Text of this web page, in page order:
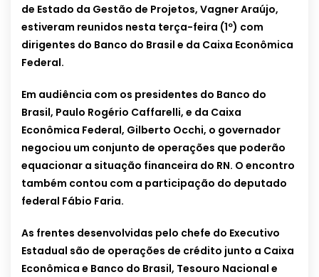
de Estado da Gestão de Projetos, Vagner Araújo,
estiveram reunidos nesta terça-feira (1º) com
dirigentes do Banco do Brasil e da Caixa Econômica
Federal.
Em audiência com os presidentes do Banco do
Brasil, Paulo Rogério Caffarelli, e da Caixa
Econômica Federal, Gilberto Occhi, o governador
negociou um conjunto de operações que poderão
equacionar a situação financeira do RN. O encontro
também contou com a participação do deputado
federal Fábio Faria.
As frentes desenvolvidas pelo chefe do Executivo
Estadual são de operações de crédito junto a Caixa
Econômica e Banco do Brasil, Tesouro Nacional e